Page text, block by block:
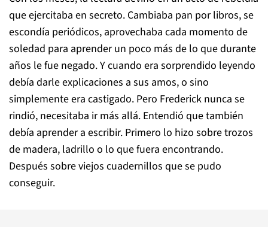
que ejercitaba en secreto. Cambiaba pan por libros, se
escondía periódicos, aprovechaba cada momento de
soledad para aprender un poco más de lo que durante
años le fue negado. Y cuando era sorprendido leyendo
debía darle explicaciones a sus amos, o sino
simplemente era castigado. Pero Frederick nunca se
rindió, necesitaba ir más allá. Entendió que también
debía aprender a escribir. Primero lo hizo sobre trozos
de madera, ladrillo o lo que fuera encontrando.
Después sobre viejos cuadernillos que se pudo
conseguir.